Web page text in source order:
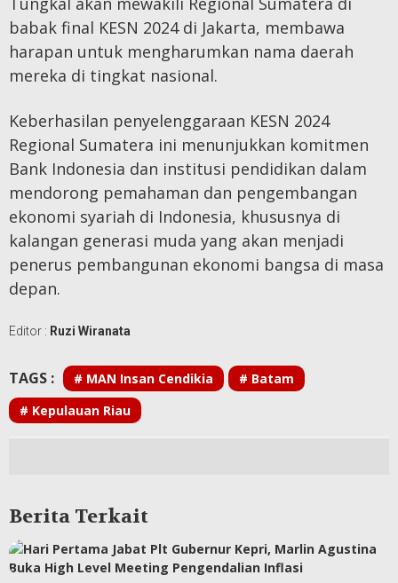
babak final KESN 2024 di Jakarta, membawa
harapan untuk mengharumkan nama daerah
mereka di tingkat nasional.
Keberhasilan penyelenggaraan KESN 2024
Regional Sumatera ini menunjukkan komitmen
Bank Indonesia dan institusi pendidikan dalam
mendorong pemahaman dan pengembangan
ekonomi syariah di Indonesia, khususnya di
kalangan generasi muda yang akan menjadi
penerus pembangunan ekonomi bangsa di masa
depan.
Editor : Ruzi Wiranata
TAGS : # MAN Insan Cendikia
# Batam
# Kepulauan Riau
Berita Terkait